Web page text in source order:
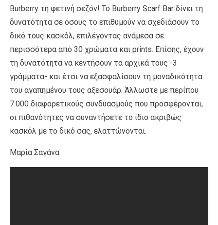
Burberry τη φετινή σεζόν! Το Burberry Scarf Bar δίνει τη
δυνατότητα σε όσους το επιθυμούν να σχεδιάσουν το
δικό τους κασκόλ, επιλέγοντας ανάμεσα σε
περισσότερα από 30 χρώματα και prints. Επίσης, έχουν
τη δυνατότητα να κεντήσουν τα αρχικά τους -3
γράμματα- και έτσι να εξασφαλίσουν τη μοναδικότητα
του αγαπημένου τους αξεσουάρ. Άλλωστε με περίπου
7.000 διαφορετικούς συνδυασμούς που προσφέρονται,
οι πιθανότητες να συναντήσετε το ίδιο ακριβώς
κασκόλ με το δικό σας, ελαττώνονται.
Μαρία Σαγάνα